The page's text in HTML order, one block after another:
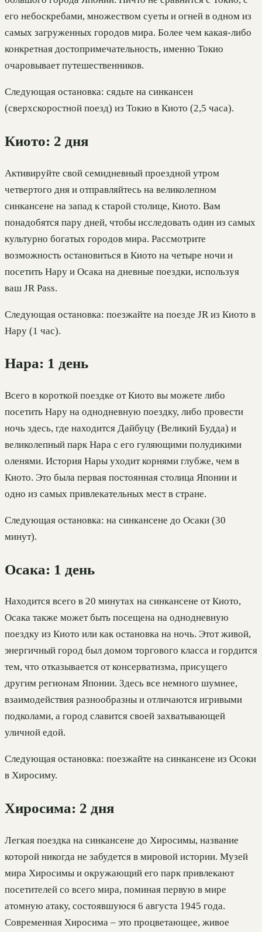
его небоскребами, множеством суеты и огней в одном из
самых загруженных городов мира. Более чем какая-либо
конкретная достопримечательность, именно Токио
очаровывает путешественников.
Следующая остановка: сядьте на синкансен
(сверхскоростной поезд) из Токио в Киото (2,5 часа).
Киото: 2 дня
Активируйте свой семидневный проездной утром
четвертого дня и отправляйтесь на великолепном
синкансене на запад к старой столице, Киото. Вам
понадобятся пару дней, чтобы исследовать один из самых
культурно богатых городов мира. Рассмотрите
возможность остановиться в Киото на четыре ночи и
посетить Нару и Осака на дневные поездки, используя
ваш JR Pass.
Следующая остановка: поезжайте на поезде JR из Киото в
Нару (1 час).
Нара: 1 день
Всего в короткой поездке от Киото вы можете либо
посетить Нару на однодневную поездку, либо провести
ночь здесь, где находится Дайбуцу (Великий Будда) и
великолепный парк Нара с его гуляющими полудикими
оленями. История Нары уходит корнями глубже, чем в
Киото. Это была первая постоянная столица Японии и
одно из самых привлекательных мест в стране.
Следующая остановка: на синкансене до Осаки (30
минут).
Осака: 1 день
Находится всего в 20 минутах на синкансене от Киото,
Осака также может быть посещена на однодневную
поездку из Киото или как остановка на ночь. Этот живой,
энергичный город был домом торгового класса и гордится
тем, что отказывается от консерватизма, присущего
другим регионам Японии. Здесь все немного шумнее,
взаимодействия разнообразны и отличаются игривыми
подколами, а город славится своей захватывающей
уличной едой.
Следующая остановка: поезжайте на синкансене из Осоки
в Хиросиму.
Хиросима: 2 дня
Легкая поездка на синкансене до Хиросимы, название
которой никогда не забудется в мировой истории. Музей
мира Хиросимы и окружающий его парк привлекают
посетителей со всего мира, поминая первую в мире
атомную атаку, состоявшуюся 6 августа 1945 года.
Современная Хиросима – это процветающее, живое